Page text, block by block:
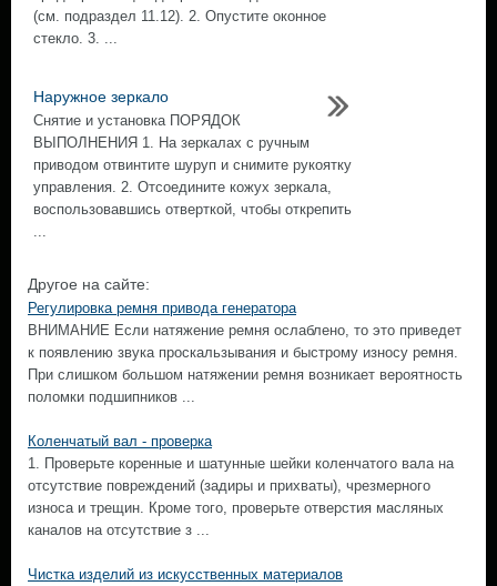
(см. подраздел 11.12). 2. Опустите оконное
стекло. 3. ...
Наружное зеркало
Снятие и установка ПОРЯДОК
ВЫПОЛНЕНИЯ 1. На зеркалах с ручным
приводом отвинтите шуруп и снимите рукоятку
управления. 2. Отсоедините кожух зеркала,
воспользовавшись отверткой, чтобы открепить
...
Другое на сайте:
Регулировка ремня привода генератора
ВНИМАНИЕ Если натяжение ремня ослаблено, то это приведет
к появлению звука проскальзывания и быстрому износу ремня.
При слишком большом натяжении ремня возникает вероятность
поломки подшипников ...
Коленчатый вал - проверка
1. Проверьте коренные и шатунные шейки коленчатого вала на
отсутствие повреждений (задиры и прихваты), чрезмерного
износа и трещин. Кроме того, проверьте отверстия масляных
каналов на отсутствие з ...
Чистка изделий из искусственных материалов